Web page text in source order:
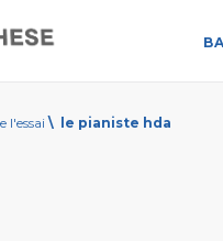
l'essai \ le pianiste hda